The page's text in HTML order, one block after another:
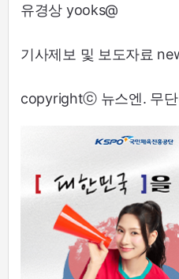
유경상 yooks@
기사제보 및 보도자료
copyrightⓒ 뉴스엔. 무단